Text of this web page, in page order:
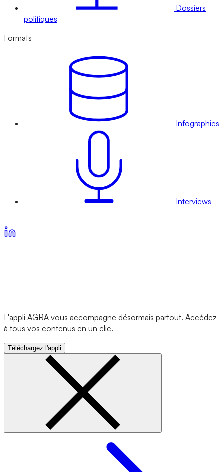
Dossiers
politiques
Formats
Infographies
Interviews
L'appli AGRA vous accompagne désormais partout. Accédez
à tous vos contenus en un clic.
Téléchargez l'appli